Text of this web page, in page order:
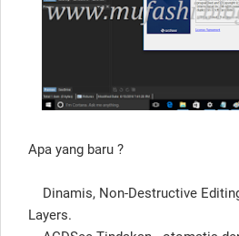
Apa yang baru ?
Dinamis, Non-Destructive
Layers.